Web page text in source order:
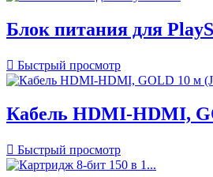
Блок питания для
 Быстрый просмотр
Кабель HDMI-HDMI,
 Быстрый просмотр